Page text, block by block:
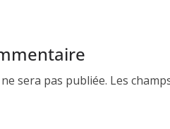
sera pas publiée. Les